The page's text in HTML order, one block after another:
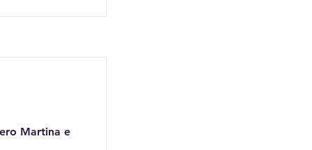
Martina e